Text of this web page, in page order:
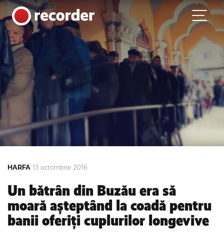
Skip to content
Main Navigation
HARFA 13 octombrie 2016
Un bătrân din Buzău era să
moară așteptând la coadă pentru
banii oferiți cuplurilor longevive